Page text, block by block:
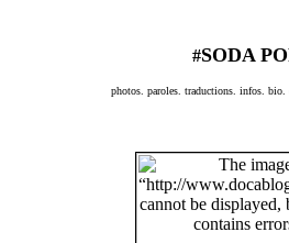
#SODA
photos. paroles. traductions. infos. bio.